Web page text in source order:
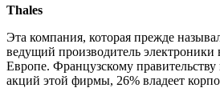
Thales
Эта компания, которая прежде
ведущий производитель электроники
Европе. Французскому
акций этой фирмы, 26% владеет